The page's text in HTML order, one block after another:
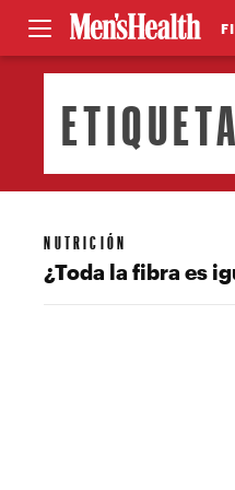
NUTRICIÓN
¿Toda la fibra es